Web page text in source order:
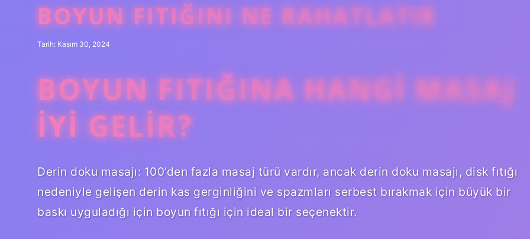
BOYUN FITIĞINI NE RAHATLATIR
Tarih: Kasım 30, 2024
BOYUN FITIĞINA HANGI MASAJ
IYI GELIR?
Derin doku masajı: 100’den fazla masaj türü vardır, ancak derin doku masajı, disk fıtığı
nedeniyle gelişen derin kas gerginliğini ve spazmları serbest bırakmak için büyük bir
baskı uyguladığı için boyun fıtığı için ideal bir seçenektir.